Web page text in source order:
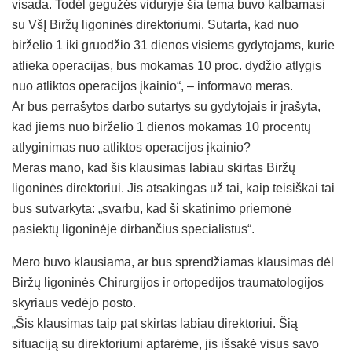
visada. Todėl gegužės viduryje šia tema buvo kalbamasi
su VšĮ Biržų ligoninės direktoriumi. Sutarta, kad nuo
birželio 1 iki gruodžio 31 dienos visiems gydytojams, kurie
atlieka operacijas, bus mokamas 10 proc. dydžio atlygis
nuo atliktos operacijos įkainio“, – informavo meras.
Ar bus perrašytos darbo sutartys su gydytojais ir įrašyta,
kad jiems nuo birželio 1 dienos mokamas 10 procentų
atlyginimas nuo atliktos operacijos įkainio?
Meras mano, kad šis klausimas labiau skirtas Biržų
ligoninės direktoriui. Jis atsakingas už tai, kaip teisiškai tai
bus sutvarkyta: „svarbu, kad ši skatinimo priemonė
pasiektų ligoninėje dirbančius specialistus“.
Mero buvo klausiama, ar bus sprendžiamas klausimas dėl
Biržų ligoninės Chirurgijos ir ortopedijos traumatologijos
skyriaus vedėjo posto.
„Šis klausimas taip pat skirtas labiau direktoriui. Šią
situaciją su direktoriumi aptarėme, jis išsakė visus savo